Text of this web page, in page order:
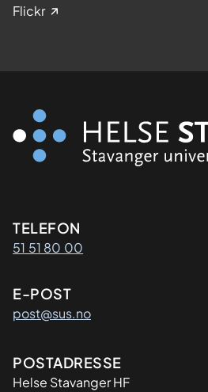
Flickr
Kontaktinformasjon
TELEFON
51 51 80 00
E-POST
post@sus.no
Adresse
POSTADRESSE
Helse Stavanger HF